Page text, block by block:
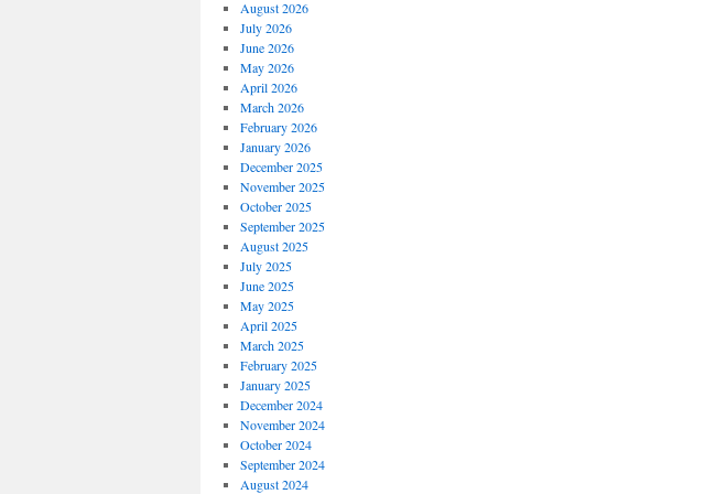
August 2026
July 2026
June 2026
May 2026
April 2026
March 2026
February 2026
January 2026
December 2025
November 2025
October 2025
September 2025
August 2025
July 2025
June 2025
May 2025
April 2025
March 2025
February 2025
January 2025
December 2024
November 2024
October 2024
September 2024
August 2024